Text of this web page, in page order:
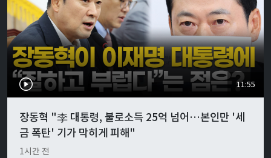
11:55
장동혁 "李 대통령, 불로소득 25억 넘어…본인만 '세
금 폭탄' 기가 막히게 피해"
1시간 전